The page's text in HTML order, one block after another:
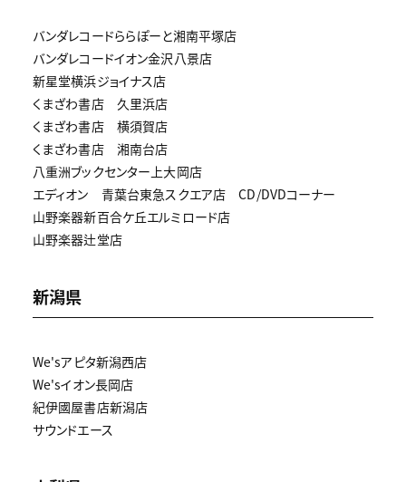
バンダレコードららぽーと湘南平塚店
バンダレコードイオン金沢八景店
新星堂横浜ジョイナス店
くまざわ書店 久里浜店
くまざわ書店 横須賀店
くまざわ書店 湘南台店
八重洲ブックセンター上大岡店
エディオン 青葉台東急スクエア店 CD/DVDコーナー
山野楽器新百合ケ丘エルミロード店
山野楽器辻堂店
新潟県
We'sアピタ新潟西店
We'sイオン長岡店
紀伊國屋書店新潟店
サウンドエース